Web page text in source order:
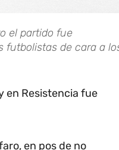
el partido fue
futbolistas de cara a
en Resistencia fue
en pos de no